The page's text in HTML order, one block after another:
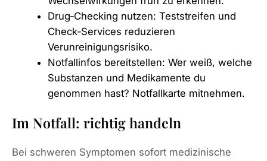
Drug‑Checking nutzen: Teststreifen und
Check‑Services reduzieren
Verunreinigungsrisiko.
Notfallinfos bereitstellen: Wer weiß, welche
Substanzen und Medikamente du
genommen hast? Notfallkarte mitnehmen.
Im Notfall: richtig handeln
Bei schweren Symptomen sofort medizinische